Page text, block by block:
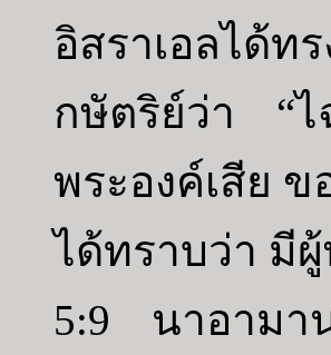
อิสราเอลได้
กษัตริย์ว่า “ไ
พระองค์เสีย ข
ได้ทราบว่า มี
5:9 นาอามา